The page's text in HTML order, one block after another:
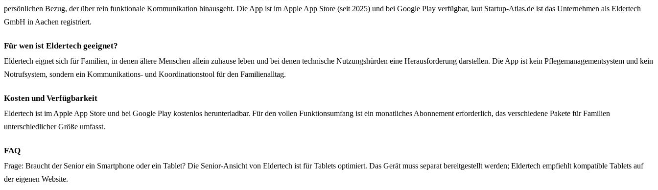
persönlichen Bezug, der über rein funktionale Kommunikation hinausgeht. Die App ist im Apple App Store (seit 2025) und bei Google Play verfügbar, laut Startup-Atlas.de ist das Unternehmen als Eldertech
GmbH in Aachen registriert.
Für wen ist Eldertech geeignet?
Eldertech eignet sich für Familien, in denen ältere Menschen allein zuhause leben und bei denen technische Nutzungshürden eine Herausforderung darstellen. Die App ist kein Pflegemanagementsystem und kein
Notrufsystem, sondern ein Kommunikations- und Koordinationstool für den Familienalltag.
Kosten und Verfügbarkeit
Eldertech ist im Apple App Store und bei Google Play kostenlos herunterladbar. Für den vollen Funktionsumfang ist ein monatliches Abonnement erforderlich, das verschiedene Pakete für Familien
unterschiedlicher Größe umfasst.
FAQ
Frage: Braucht der Senior ein Smartphone oder ein Tablet? Die Senior-Ansicht von Eldertech ist für Tablets optimiert. Das Gerät muss separat bereitgestellt werden; Eldertech empfiehlt kompatible Tablets auf
der eigenen Website.